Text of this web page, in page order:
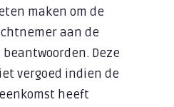
maken om de
aan de
Deze
vergoed indien de
heeft